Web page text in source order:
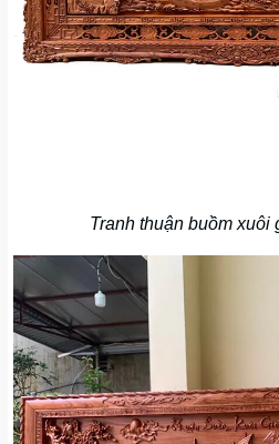
Tranh thuận buồm xuôi